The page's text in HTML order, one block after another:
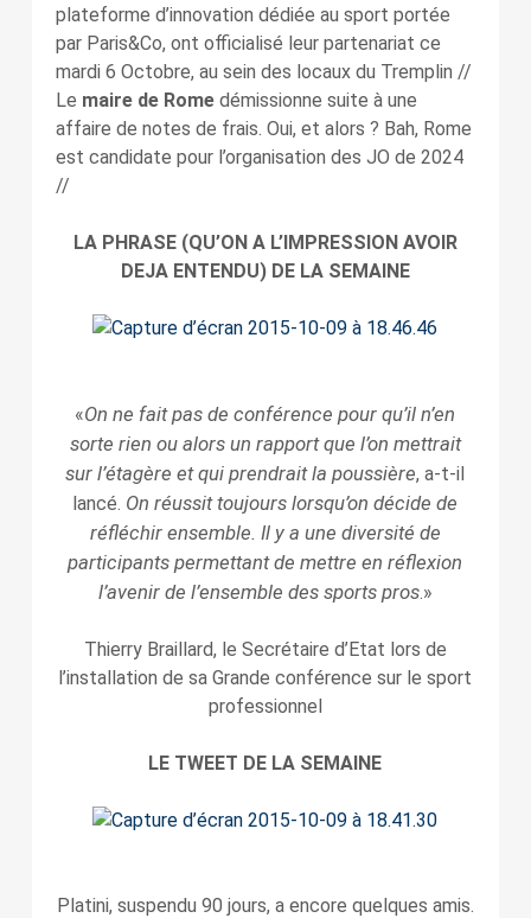
plateforme d’innovation dédiée au sport portée
par Paris&Co, ont officialisé leur partenariat ce
mardi 6 Octobre, au sein des locaux du Tremplin //
Le maire de Romedémissionne suite à une
affaire de notes de frais. Oui, et alors ? Bah, Rome
est candidate pour l’organisation des JO de 2024
//
LA PHRASE (QU’ON A L’IMPRESSION AVOIR
DEJA ENTENDU) DE LA SEMAINE
«On ne fait pas de conférence pour qu’il n’en
sorte rien ou alors un rapport que l’on mettrait
sur l’étagère et qui prendrait la poussière, a-t-il
lancé. On réussit toujours lorsqu’on décide de
réfléchir ensemble. Il y a une diversité de
participants permettant de mettre en réflexion
l’avenir de l’ensemble des sports pros.»
Thierry Braillard, le Secrétaire d’Etat lors de
l’installation de sa Grande conférence sur le sport
professionnel
LE TWEET DE LA SEMAINE
Platini, suspendu 90 jours, a encore quelques amis.